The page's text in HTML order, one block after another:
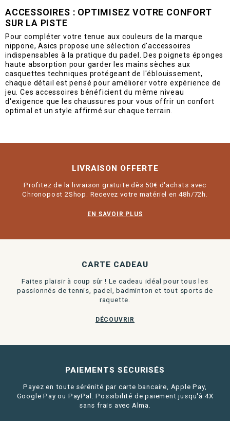
ACCESSOIRES : OPTIMISEZ VOTRE CONFORT
SUR LA PISTE
Pour compléter votre tenue aux couleurs de la marque
nippone, Asics propose une sélection d'accessoires
indispensables à la pratique du padel. Des poignets éponges
haute absorption pour garder les mains sèches aux
casquettes techniques protégeant de l'éblouissement,
chaque détail est pensé pour améliorer votre expérience de
jeu. Ces accessoires bénéficient du même niveau
d'exigence que les chaussures pour vous offrir un confort
optimal et un style affirmé sur chaque terrain.
LIVRAISON OFFERTE
Profitez de la livraison gratuite dès 50€ d'achats avec
Chronopost 2Shop. Recevez votre matériel en 48h/72h.
EN SAVOIR PLUS
CARTE CADEAU
Faites plaisir à coup sûr ! Le cadeau idéal pour tous les
passionnés de tennis, padel, badminton et tout sports de
raquette.
DÉCOUVRIR
PAIEMENTS SÉCURISÉS
Payez en toute sérénité par carte bancaire, Apple Pay,
Google Pay ou PayPal. Possibilité de paiement jusqu'à 4X
sans frais avec Alma.